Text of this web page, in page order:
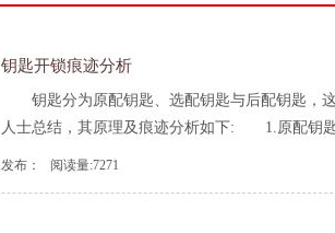
钥匙开锁痕迹分析
钥匙分为原配钥匙、选配钥匙与后配钥匙，这
人士总结，其原理及痕迹分析如下: 1.原配
发布： 阅读量:7271